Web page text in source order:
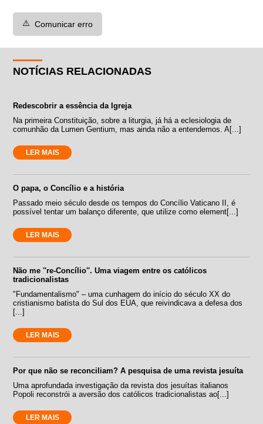
⚠️ Comunicar erro
NOTÍCIAS RELACIONADAS
Redescobrir a essência da Igreja
Na primeira Constituição, sobre a liturgia, já há a eclesiologia de
comunhão da Lumen Gentium, mas ainda não a entendemos. A[...]
LER MAIS
O papa, o Concílio e a história
Passado meio século desde os tempos do Concílio Vaticano II, é
possível tentar um balanço diferente, que utilize como element[...]
LER MAIS
Não me ''re-Concílio''. Uma viagem entre os católicos
tradicionalistas
"Fundamentalismo" – uma cunhagem do início do século XX do
cristianismo batista do Sul dos EUA, que reivindicava a defesa dos
[...]
LER MAIS
Por que não se reconciliam? A pesquisa de uma revista jesuíta
Uma aprofundada investigação da revista dos jesuítas italianos
Popoli reconstrói a aversão dos católicos tradicionalistas ao[...]
LER MAIS